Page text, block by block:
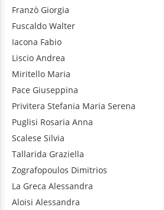
Franzò Giorgia
Fuscaldo Walter
Iacona Fabio
Liscio Andrea
Miritello Maria
Pace Giuseppina
Privitera Stefania Maria Serena
Puglisi Rosaria Anna
Scalese Silvia
Tallarida Graziella
Zografopoulos Dimitrios
La Greca Alessandra
Aloisi Alessandra